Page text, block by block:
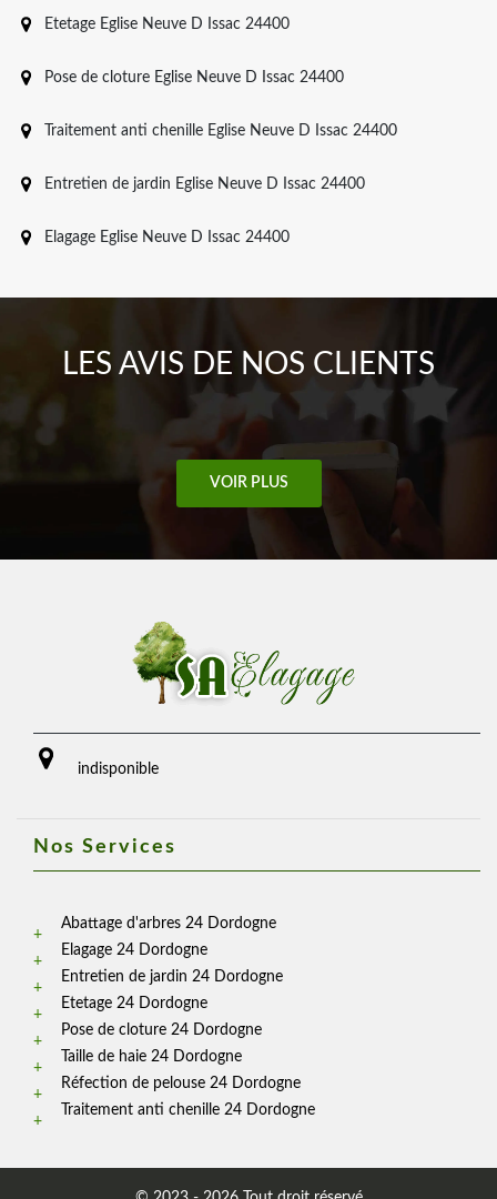
Etetage Eglise Neuve D Issac 24400
Pose de cloture Eglise Neuve D Issac 24400
Traitement anti chenille Eglise Neuve D Issac 24400
Entretien de jardin Eglise Neuve D Issac 24400
Elagage Eglise Neuve D Issac 24400
LES AVIS DE NOS CLIENTS
VOIR PLUS
indisponible
Nos Services
Abattage d'arbres 24 Dordogne
Elagage 24 Dordogne
Entretien de jardin 24 Dordogne
Etetage 24 Dordogne
Pose de cloture 24 Dordogne
Taille de haie 24 Dordogne
Réfection de pelouse 24 Dordogne
Traitement anti chenille 24 Dordogne